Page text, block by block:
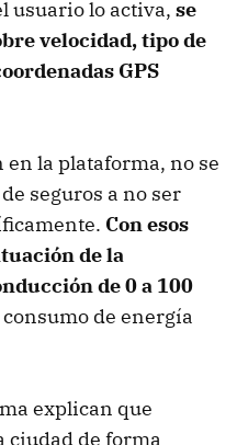
usuario lo activa, se
velocidad, tipo de
GPS
la plataforma, no se
seguros a no ser
Con esos
de la
de 0 a 100
de energía
explican que
ciudad de forma